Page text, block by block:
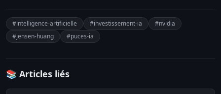
#intelligence-artificielle #investissement-ia
#nvidia
#jensen-huang
#puces-ia
📚 Articles liés